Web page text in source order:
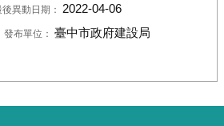
後異動日期： 2022-04-06
發布單位： 臺中市政府建設局